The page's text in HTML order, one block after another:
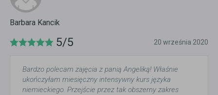
Barbara Kancik
5/5 20 września 2020
Bardzo polecam zajęcia z panią Angeliką! Właśnie
ukończyłam miesięczny intensywny kurs języka
niemieckiego. Przejście przez tak obszerny zakres